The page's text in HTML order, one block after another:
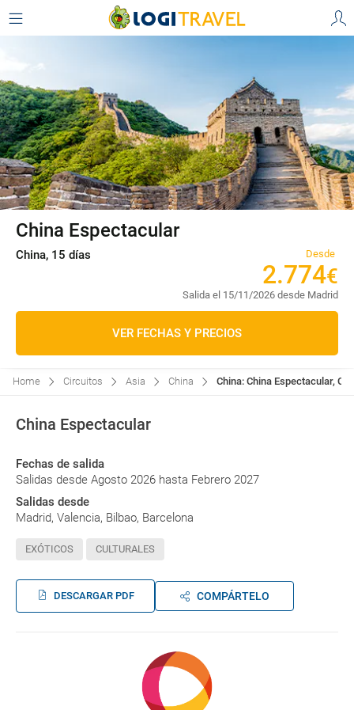
China Espectacular
China, 15 días Desde
2.774€
Salida el 15/11/2026 desde Madrid
VER FECHAS Y PRECIOS
Home Circuitos Asia China China: China Espectacular,
China Espectacular
Fechas de salida
Salidas desde Agosto 2026 hasta Febrero 2027
Salidas desde
Madrid, Valencia, Bilbao, Barcelona
EXÓTICOS CULTURALES
DESCARGAR PDF COMPÁRTELO